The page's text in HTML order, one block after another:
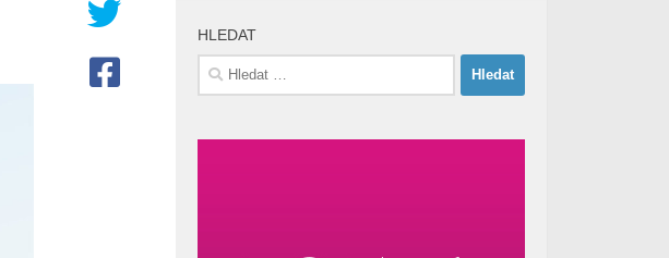
HLEDAT
Vyhledávání